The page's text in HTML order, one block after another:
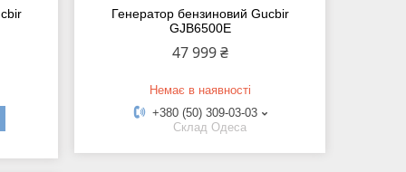
Генератор бензиновий Gucbir
GJB6500E
47 999 ₴
Немає в наявності
+380 (50) 309-03-03
Склад Одеса